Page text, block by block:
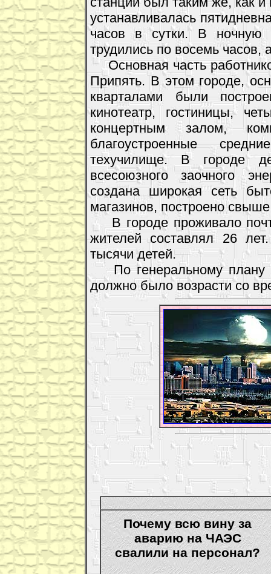
устанавливалась
часов в сутки. В
трудились по восемь
Основная часть
Припять. В этом городе,
кварталами были
кинотеатр, гостиницы,
концертным залом,
благоустроенные
техучилище. В городе
всесоюзного заочного
создана широкая сеть
магазинов, построено
В городе проживало
жителей составлял 26
тысячи детей.
По генеральному плану
должно было возрасти со
Почему всю вину за
аварию на ЧАЭС
свалили на персонал?